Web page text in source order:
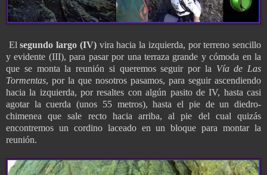
Elsegundo largo (IV)vira hacia la izquierda, por terreno sencillo
y evidente (III), para pasar por una terraza grande y cómoda en la
que se monta la reunión si queremos seguir por la Víade Las
Tormentas, por la que nosotros pasamos, para seguir ascendiendo
hacia la izquierda, por resaltes con algún pasito de IV, hasta casi
agotar la cuerda (unos 55 metros), hasta el pie de un diedro-
chimenea que sale recto hacia arriba, al pie del cual quizás
encontremos un cordino laceado en un bloque para montar la
reunión.